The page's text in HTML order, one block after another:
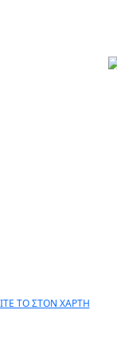
ΤΟ ΣΤΟΝ ΧΑΡΤΗ